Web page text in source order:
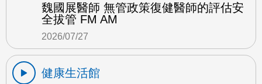
魏國展醫師 無管政策復健醫師的評估安
全拔管 FM AM
2026/07/27
健康生活館